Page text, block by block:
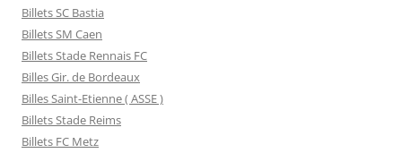
Billets SC Bastia
Billets SM Caen
Billets Stade Rennais FC
Billes Gir. de Bordeaux
Billes Saint-Etienne ( ASSE )
Billets Stade Reims
Billets FC Metz